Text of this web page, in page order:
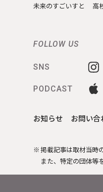
未来のすごいすと 高
FOLLOW US
SNS
PODCAST
お知らせ お問い合
掲載記事は取材当時
また、特定の団体等